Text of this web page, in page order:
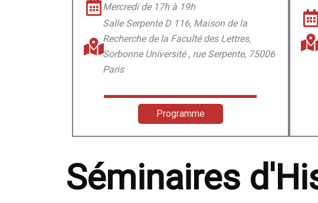
Mercredi de 17h à 19h
Salle Serpente D 116, Maison de la
Recherche de la Faculté des Lettres,
Sorbonne Université , rue Serpente, 75006
Paris
Programme
Séminaires